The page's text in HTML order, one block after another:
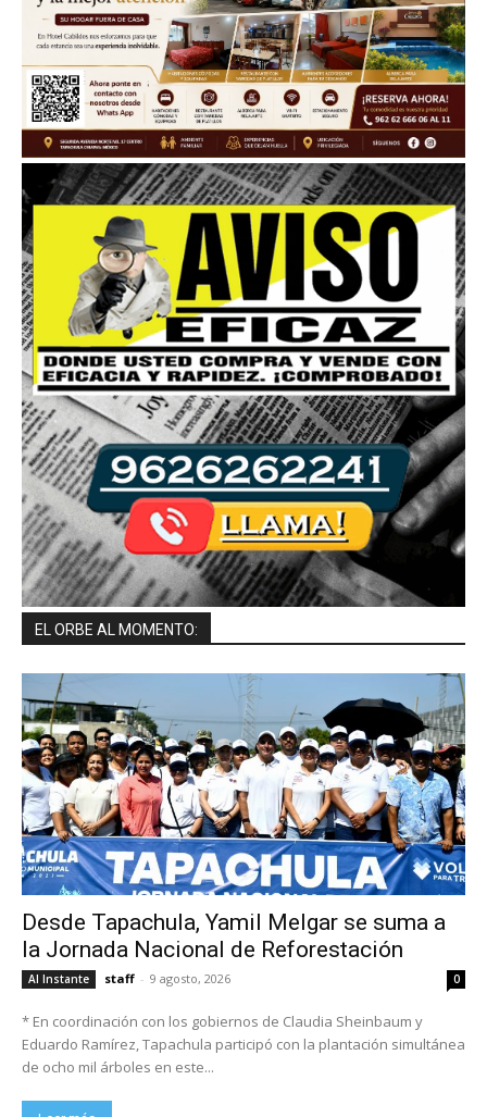
EL ORBE AL MOMENTO:
Desde Tapachula, Yamil Melgar se suma a
la Jornada Nacional de Reforestación
Al Instante staff - 9 agosto, 2026 0
* En coordinación con los gobiernos de Claudia Sheinbaum y
Eduardo Ramírez, Tapachula participó con la plantación simultánea
de ocho mil árboles en este...